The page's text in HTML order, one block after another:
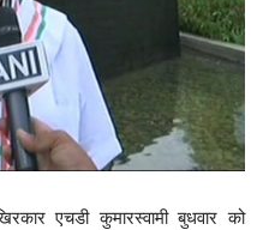
एचडी कुमारस्वामी बुधवार को